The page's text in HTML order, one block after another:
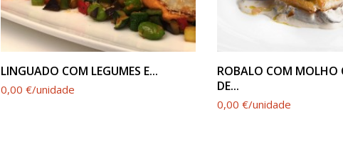
VER PRODUTO
LINGUADO COM LEGUMES E...
0,00 €/unidade
VER
ROBALO COM MOLHO
DE...
0,00 €/unidade